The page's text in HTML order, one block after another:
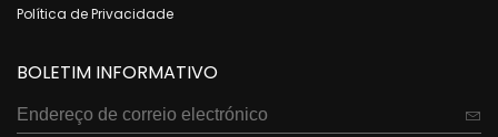
Política de Privacidade
BOLETIM INFORMATIVO